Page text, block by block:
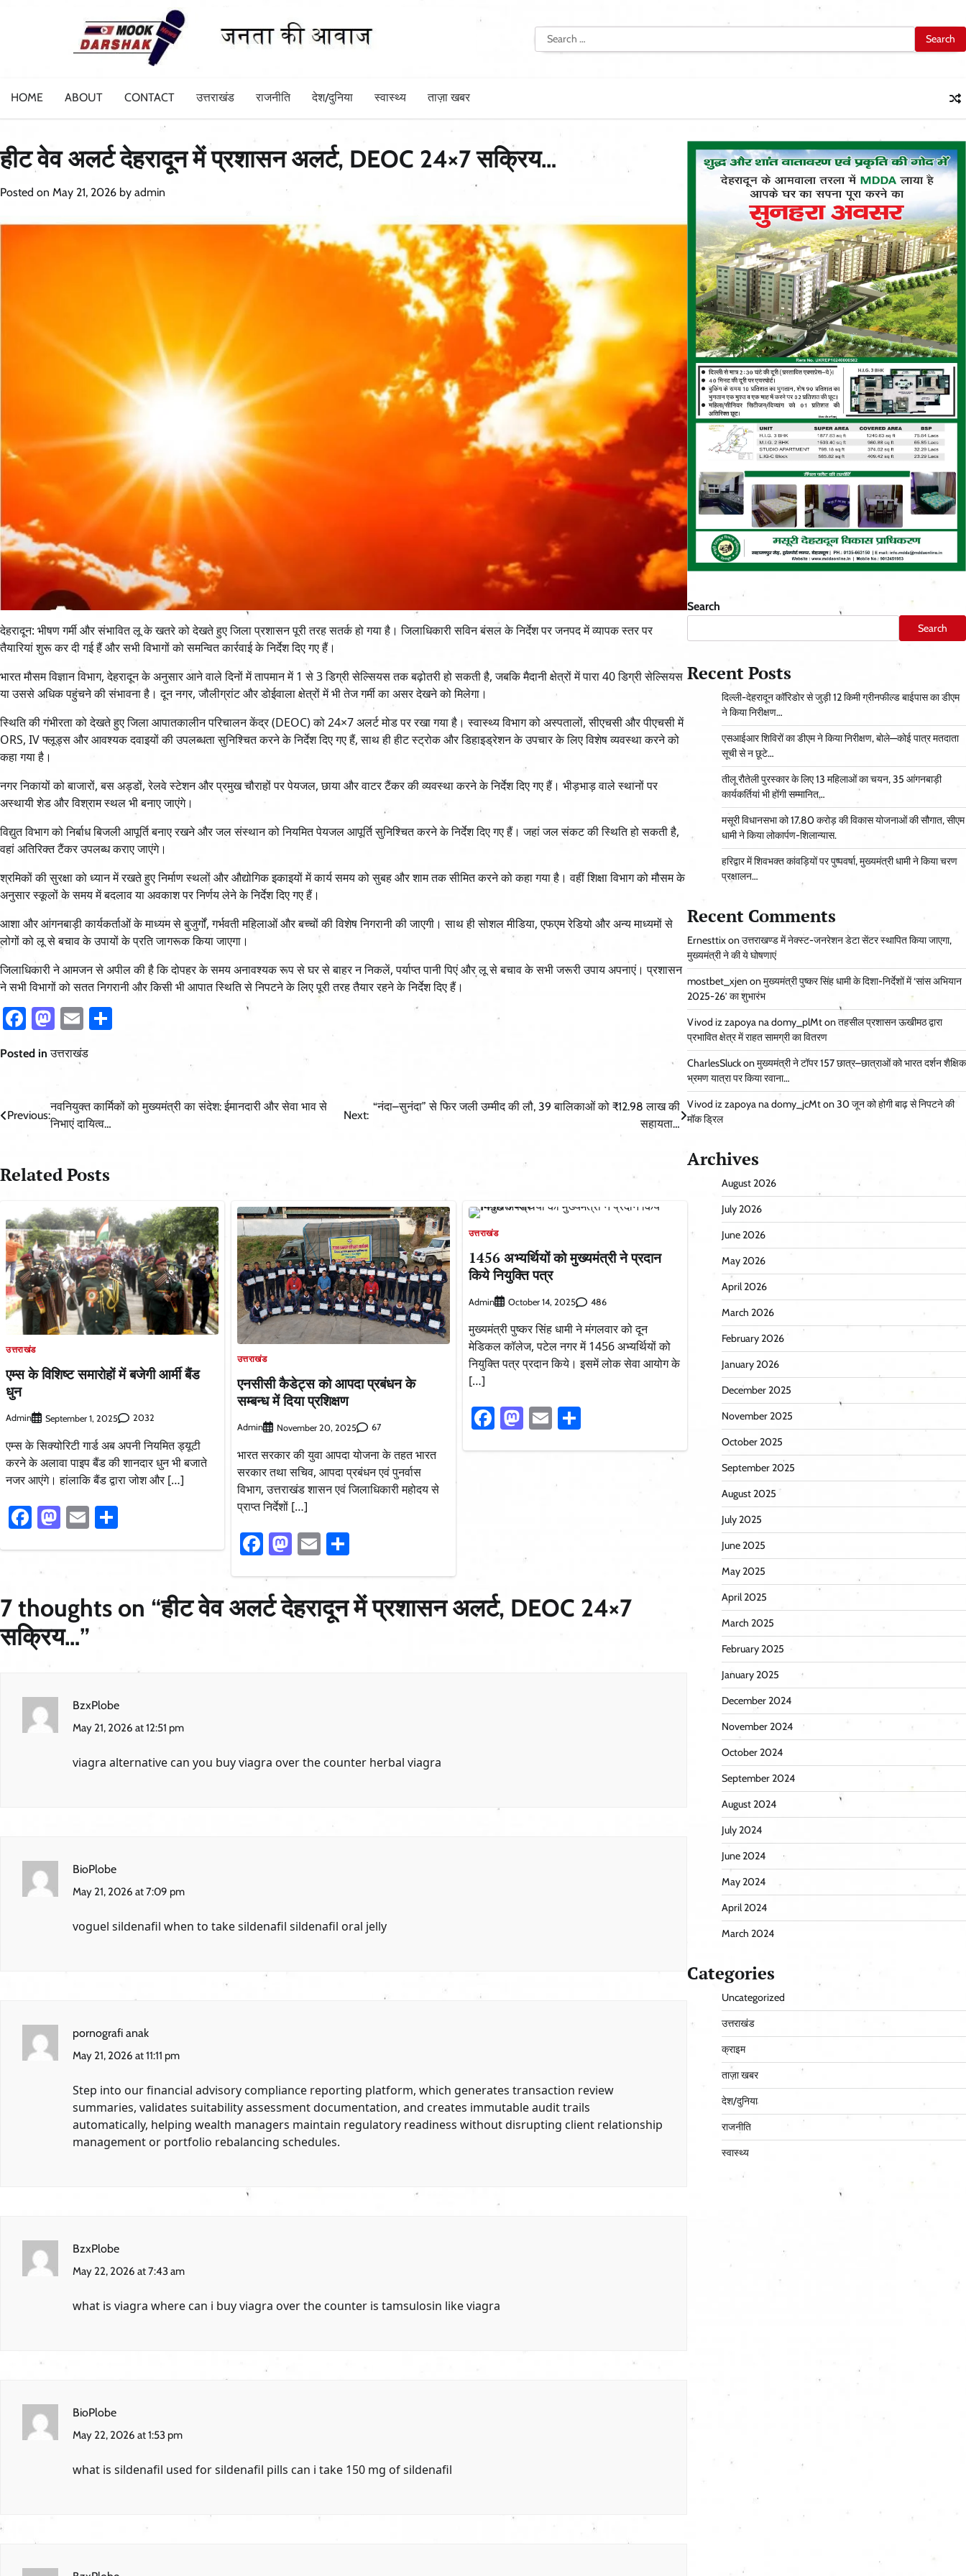
Search
for:
HOME ABOUT CONTACT उत्तराखंड राजनीति देश/दुनिया स्वास्थ्य ताज़ा खबर
हीट वेव अलर्ट देहरादून में प्रशासन अलर्ट, DEOC 24×7 सक्रिय…
Posted on May 21, 2026 by admin
देहरादून: भीषण गर्मी और संभावित लू के खतरे को देखते हुए जिला प्रशासन पूरी तरह सतर्क हो गया है। जिलाधिकारी सविन बंसल के निर्देश पर जनपद में व्यापक स्तर पर
तैयारियां शुरू कर दी गई हैं और सभी विभागों को समन्वित कार्रवाई के निर्देश दिए गए हैं।
भारत मौसम विज्ञान विभाग, देहरादून के अनुसार आने वाले दिनों में तापमान में 1 से 3 डिग्री सेल्सियस तक बढ़ोतरी हो सकती है, जबकि मैदानी क्षेत्रों में पारा 40 डिग्री सेल्सियस
या उससे अधिक पहुंचने की संभावना है। दून नगर, जौलीग्रांट और डोईवाला क्षेत्रों में भी तेज गर्मी का असर देखने को मिलेगा।
स्थिति की गंभीरता को देखते हुए जिला आपातकालीन परिचालन केंद्र (DEOC) को 24×7 अलर्ट मोड पर रखा गया है। स्वास्थ्य विभाग को अस्पतालों, सीएचसी और पीएचसी में
ORS, IV फ्लूड्स और आवश्यक दवाइयों की उपलब्धता सुनिश्चित करने के निर्देश दिए गए हैं, साथ ही हीट स्ट्रोक और डिहाइड्रेशन के उपचार के लिए विशेष व्यवस्था करने को
कहा गया है।
नगर निकायों को बाजारों, बस अड्डों, रेलवे स्टेशन और प्रमुख चौराहों पर पेयजल, छाया और वाटर टैंकर की व्यवस्था करने के निर्देश दिए गए हैं। भीड़भाड़ वाले स्थानों पर
अस्थायी शेड और विश्राम स्थल भी बनाए जाएंगे।
विद्युत विभाग को निर्बाध बिजली आपूर्ति बनाए रखने और जल संस्थान को नियमित पेयजल आपूर्ति सुनिश्चित करने के निर्देश दिए गए हैं। जहां जल संकट की स्थिति हो सकती है,
वहां अतिरिक्त टैंकर उपलब्ध कराए जाएंगे।
श्रमिकों की सुरक्षा को ध्यान में रखते हुए निर्माण स्थलों और औद्योगिक इकाइयों में कार्य समय को सुबह और शाम तक सीमित करने को कहा गया है। वहीं शिक्षा विभाग को मौसम के
अनुसार स्कूलों के समय में बदलाव या अवकाश पर निर्णय लेने के निर्देश दिए गए हैं।
आशा और आंगनबाड़ी कार्यकर्ताओं के माध्यम से बुजुर्गों, गर्भवती महिलाओं और बच्चों की विशेष निगरानी की जाएगी। साथ ही सोशल मीडिया, एफएम रेडियो और अन्य माध्यमों से
लोगों को लू से बचाव के उपायों के प्रति जागरूक किया जाएगा।
जिलाधिकारी ने आमजन से अपील की है कि दोपहर के समय अनावश्यक रूप से घर से बाहर न निकलें, पर्याप्त पानी पिएं और लू से बचाव के सभी जरूरी उपाय अपनाएं। प्रशासन
ने सभी विभागों को सतत निगरानी और किसी भी आपात स्थिति से निपटने के लिए पूरी तरह तैयार रहने के निर्देश दिए हैं।
Facebook
Mastodon
Email
Posted inउत्तराखंड
Post
navigation
Previous:
नवनियुक्त कार्मिकों को मुख्यमंत्री का संदेश: ईमानदारी और सेवा भाव से
निभाएं दायित्व…
Next:
“नंदा–सुनंदा” से फिर जली उम्मीद की लौ, 39 बालिकाओं को ₹12.98 लाख की
सहायता…
Related Posts
उत्तराखंड
एम्स के विशिष्ट समारोहों में बजेगी आर्मी बैंड
धुन
Admin September 1, 2025 2032
एम्स के सिक्योरिटी गार्ड अब अपनी नियमित ड्यूटी
करने के अलावा पाइप बैंड की शानदार धुन भी बजाते
नजर आएंगे। हांलाकि बैंड द्वारा जोश और […]
Facebook
Mastodon
Email
उत्तराखंड
एनसीसी कैडेट्स को आपदा प्रबंधन के
सम्बन्ध में दिया प्रशिक्षण
Admin November 20, 2025 67
भारत सरकार की युवा आपदा योजना के तहत भारत
सरकार तथा सचिव, आपदा प्रबंधन एवं पुनर्वास
विभाग, उत्तराखंड शासन एवं जिलाधिकारी महोदय से
प्राप्त निर्देशों […]
Facebook
Mastodon
EmailShare
उत्तराखंड
1456 अभ्यर्थियों को मुख्यमंत्री ने प्रदान
किये नियुक्ति पत्र
Admin October 14, 2025 486
मुख्यमंत्री पुष्कर सिंह धामी ने मंगलवार को दून
मेडिकल कॉलेज, पटेल नगर में 1456 अभ्यर्थियों को
नियुक्ति पत्र प्रदान किये। इसमें लोक सेवा आयोग के
[…]
Facebook
Mastodon
EmailShare
7 thoughts on “हीट वेव अलर्ट देहरादून में प्रशासन अलर्ट, DEOC 24×7
सक्रिय…”
BzxPlobe
May 21, 2026 at 12:51 pm
viagra alternativecan you buy viagra over the counter herbal viagra
BioPlobe
May 21, 2026 at 7:09 pm
voguel sildenafil when to take sildenafil sildenafil oral jelly
pornografi anak
May 21, 2026 at 11:11 pm
Step into our financial advisory compliance reporting platform, which generates transaction review
summaries, validates suitability assessment documentation, and creates immutable audit trails
automatically, helping wealth managers maintain regulatory readiness without disrupting client relationship
management or portfolio rebalancing schedules.
BzxPlobe
May 22, 2026 at 7:43 am
what is viagra where can i buy viagra over the counter is tamsulosin like viagra
BioPlobe
May 22, 2026 at 1:53 pm
what is sildenafil used forsildenafil pills can i take 150 mg of sildenafil
Search
Search
Recent Posts
दिल्ली-देहरादून कॉरिडोर से जुड़ी 12 किमी ग्रीनफील्ड बाईपास का डीएम
ने किया निरीक्षण…
एसआईआर शिविरों का डीएम ने किया निरीक्षण, बोले—कोई पात्र मतदाता
सूची से न छूटे…
तीलू रौतेली पुरस्कार के लिए 13 महिलाओं का चयन, 35 आंगनबाड़ी
कार्यकर्तियां भी होंगी सम्मानित…
मसूरी विधानसभा को 17.80 करोड़ की विकास योजनाओं की सौगात, सीएम
धामी ने किया लोकार्पण-शिलान्यास.
हरिद्वार में शिवभक्त कांवड़ियों पर पुष्पवर्षा, मुख्यमंत्री धामी ने किया चरण
प्रक्षालन…
Recent Comments
Ernesttixonउत्तराखण्ड में नेक्स्ट-जनरेशन डेटा सेंटर स्थापित किया जाएगा,
मुख्यमंत्री ने की ये घोषणाएं
mostbet_xjenonमुख्यमंत्री पुष्कर सिंह धामी के दिशा-निर्देशों में ‘सांस अभियान
2025-26’ का शुभारंभ
Vivod iz zapoya na domy_plMtonतहसील प्रशासन ऊखीमठ द्वारा
प्रभावित क्षेत्र में राहत सामग्री का वितरण
CharlesSluckonमुख्यमंत्री ने टॉपर 157 छात्र–छात्राओं को भारत दर्शन शैक्षिक
भ्रमण यात्रा पर किया रवाना…
Vivod iz zapoya na domy_jcMton30 जून को होगी बाढ़ से निपटने की
मॉक ड्रिल
Archives
August 2026
July 2026
June 2026
May 2026
April 2026
March 2026
February 2026
January 2026
December 2025
November 2025
October 2025
September 2025
August 2025
July 2025
June 2025
May 2025
April 2025
March 2025
February 2025
January 2025
December 2024
November 2024
October 2024
September 2024
August 2024
July 2024
June 2024
May 2024
April 2024
March 2024
Categories
Uncategorized
उत्तराखंड
क्राइम
ताज़ा खबर
देश/दुनिया
राजनीति
स्वास्थ्य